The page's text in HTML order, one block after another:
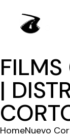
|
HomeNuevo